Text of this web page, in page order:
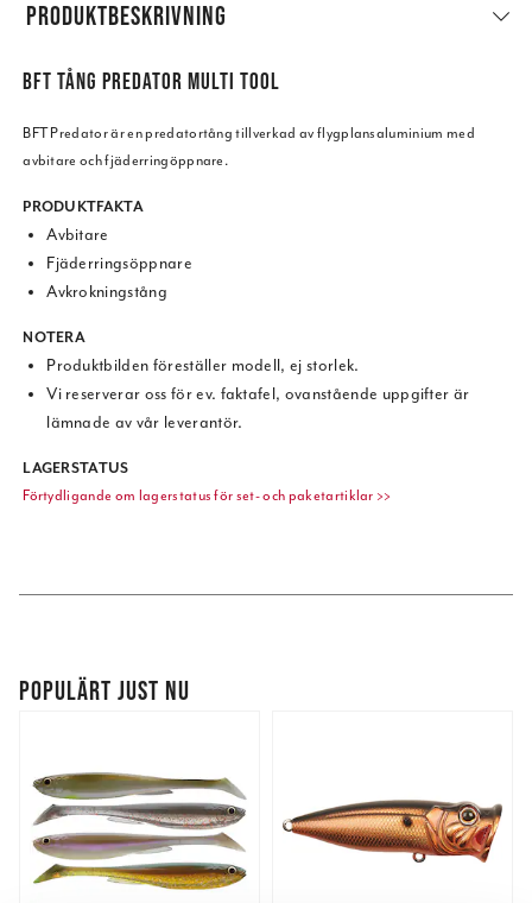
PRODUKTBESKRIVNING
BFT TÅNG PREDATOR MULTI TOOL
BFT Predator är en predatortång tillverkad av flygplansaluminium med
avbitare och fjäderringöppnare.
PRODUKTFAKTA
Avbitare
Fjäderringsöppnare
Avkrokningstång
NOTERA
Produktbilden föreställer modell, ej storlek.
Vi reserverar oss för ev. faktafel, ovanstående uppgifter är
lämnade av vår leverantör.
LAGERSTATUS
Förtydligande om lagerstatus för set- och paketartiklar >>
POPULÄRT JUST NU